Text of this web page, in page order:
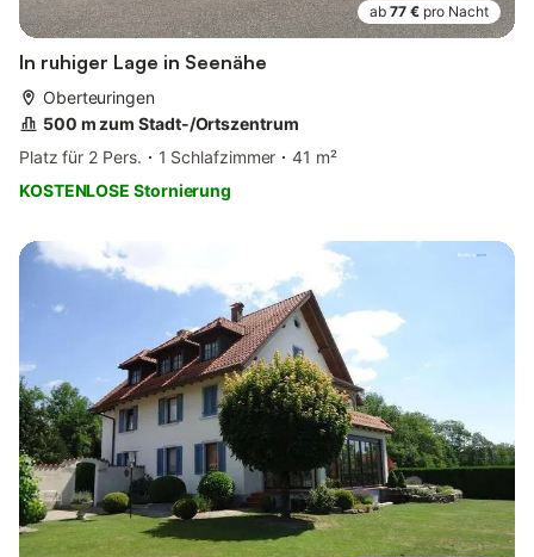
ab 77 € pro Nacht
In ruhiger Lage in Seenähe
Oberteuringen
500 m zum Stadt-/Ortszentrum
Platz für 2 Pers.
1 Schlafzimmer
41 m²
KOSTENLOSE Stornierung